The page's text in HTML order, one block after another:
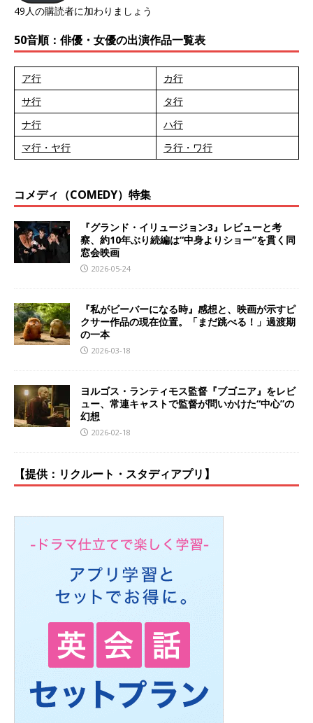
49人の購読者に加わりましょう
50音順：俳優・女優の出演作品一覧表
ア行
カ行
サ行
タ行
ナ行
ハ行
マ行・ヤ行
ラ行・ワ行
コメディ（COMEDY）特集
『グランド・イリュージョン3』レビューと考
察、約10年ぶり続編は“中身よりショー”を貫く同
窓会映画
2026-05-24
『私がビーバーになる時』感想と、映画が示すピ
クサー作品の現在位置。「まだ跳べる！」過渡期
の一本
2026-03-18
ヨルゴス・ランティモス監督『ブゴニア』をレビ
ュー、常連キャストで監督が問いかけた“中心”の
幻想
2026-02-18
【提供：リクルート・スタディアプリ】